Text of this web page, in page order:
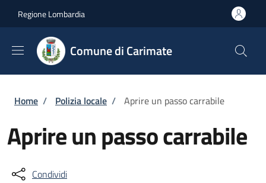
Regione Lombardia
Comune di Carimate
Briciole di pane
Home / Polizia locale / Aprire un passo carrabile
Aprire un passo carrabile
Condividi